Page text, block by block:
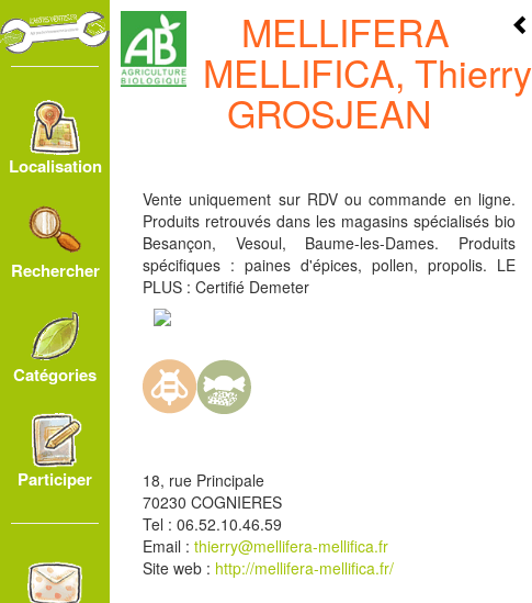
Localisation
Rechercher
Catégories
Participer
MELLIFERA
MELLIFICA, Thierry
GROSJEAN
Vente uniquement sur RDV ou commande en ligne.
Produits retrouvés dans les magasins spécialisés bio
Besançon, Vesoul, Baume-les-Dames. Produits
spécifiques : paines d'épices, pollen, propolis. LE
PLUS : Certifié Demeter
18, rue Principale
70230 COGNIERES
Tel : 06.52.10.46.59
Email : thierry@mellifera-mellifica.fr
Site web : http://mellifera-mellifica.fr/